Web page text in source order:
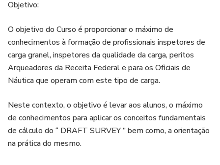
Objetivo:
O objetivo do Curso é proporcionar o máximo de
conhecimentos à formação de profissionais inspetores de
carga granel, inspetores da qualidade da carga, peritos
Arqueadores da Receita Federal e para os Oficiais de
Náutica que operam com este tipo de carga.
Neste contexto, o objetivo é levar aos alunos, o máximo
de conhecimentos para aplicar os conceitos fundamentais
de cálculo do “ DRAFT SURVEY ” bem como, a orientação
na prática do mesmo.